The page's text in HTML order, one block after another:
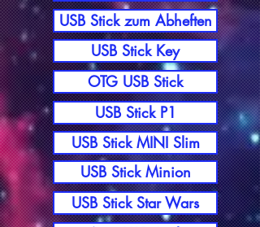
USB Stick zum Abheften
USB Stick Key
OTG USB Stick
USB Stick P1
USB Stick MINI Slim
USB Stick Minion
USB Stick Star Wars